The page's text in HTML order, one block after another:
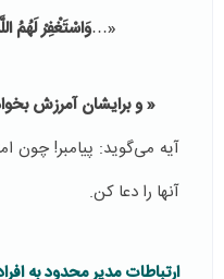
«…وَاسْتَغْفِرْ لَهُمُ
« و برايشان آمرزش
آیه می‌گوید: پیامبر! چون
آنها را دعا کن.
ارتباطات مدیر محدود به